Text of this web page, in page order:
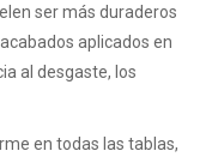
ser más duraderos
aplicados en
al desgaste, los
en todas las tablas,